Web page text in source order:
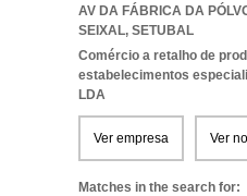
AV DA FÁBRICA DA
SEIXAL, SETUBAL
Comércio a retalho de
estabelecimentos
LDA
Ver empresa Ver
Matches in the search for: